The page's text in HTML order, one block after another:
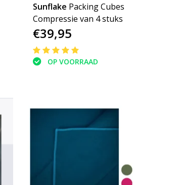
Sunflake Packing Cubes
Compressie van 4 stuks
€39,95
OP VOORRAAD